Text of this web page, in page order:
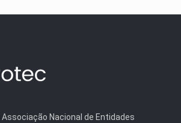
Associação Nacional de Entidades